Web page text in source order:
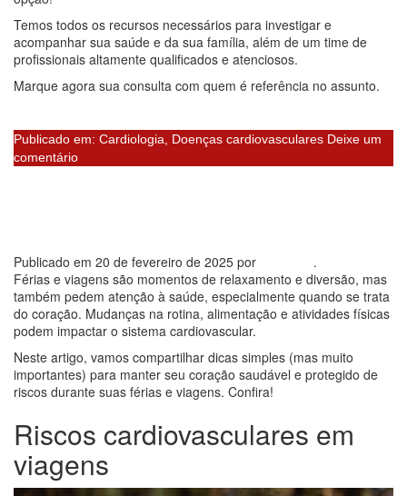
Temos todos os recursos necessários para investigar e
acompanhar sua saúde e da sua família, além de um time de
profissionais altamente qualificados e atenciosos.
Marque agora sua consulta com quem é referência no assunto.
Publicado em: Cardiologia, Doenças cardiovasculares Deixe um
comentário
Publicado em 20 de fevereiro de 2025 por
.
Férias e viagens são momentos de relaxamento e diversão, mas
também pedem atenção à saúde, especialmente quando se trata
do coração. Mudanças na rotina, alimentação e atividades físicas
podem impactar o sistema cardiovascular.
Neste artigo, vamos compartilhar dicas simples (mas muito
importantes) para manter seu coração saudável e protegido de
riscos durante suas férias e viagens. Confira!
Riscos cardiovasculares em
viagens